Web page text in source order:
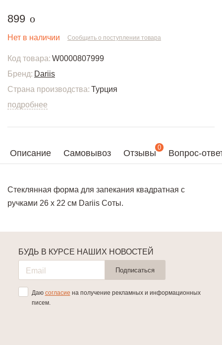
Описание Самовывоз Отзывы
0
Вопрос-
Стеклянная форма для запекания квадратная с
ручками 26 x 22 см Dariis Соты.
899 руб.
o
Нет в наличии Сообщить о поступлении товара
Код товара: W0000807999
Бренд: Dariis
Страна производства: Турция
подробнее
БУДЬ В КУРСЕ НАШИХ НОВОСТЕЙ
Подписаться
Даю согласие на получение рекламных и информационных
писем.